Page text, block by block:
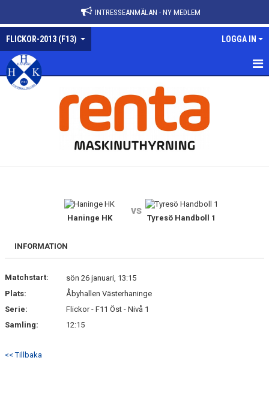
INTRESSEANMÄLAN - NY MEDLEM
FLICKOR-2013 (F13) LOGGA IN
FLICKOR-2013
DOKUMENT
Haninge HK
vs
Tyresö Handboll 1
INFORMATION
Matchstart:
sön 26 januari, 13:15
Plats:
Åbyhallen Västerhaninge
Serie:
Flickor - F11 Öst - Nivå 1
Samling:
12:15
<< Tillbaka